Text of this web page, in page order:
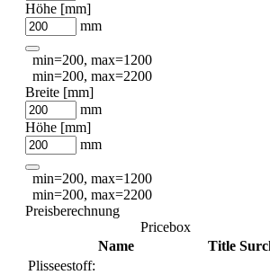
Höhe [mm]
mm
min=200, max=1200
min=200, max=2200
Breite [mm]
mm
Höhe [mm]
mm
min=200, max=1200
min=200, max=2200
Preisberechnung
Pricebox
Name
Title
Plisseestoff: